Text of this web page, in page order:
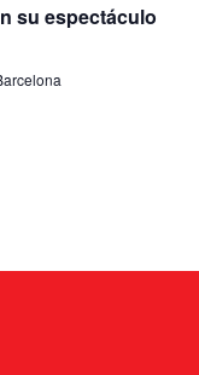
su espectáculo